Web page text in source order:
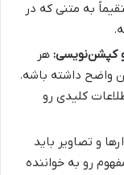
به متنی که در
و کپشن‌نویسی: هر
واضح داشته باشه.
کلیدی رو
و تصاویر باید
رو به خواننده